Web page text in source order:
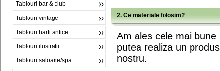
Tablouri bar & club
Tablouri vintage
Tablouri harti antice
Tablouri ilustratii
Tablouri saloane/spa
2. Ce materiale folosim?
Am ales cele mai
putea realiza un
nostru.